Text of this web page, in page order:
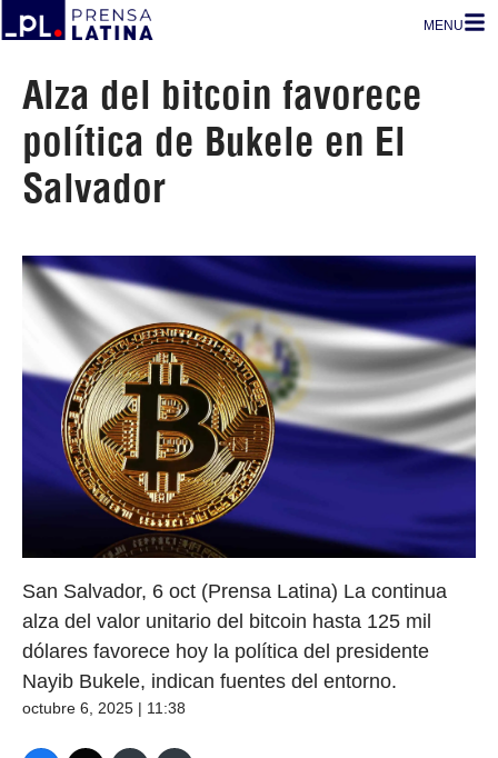
MENU
Alza del bitcoin favorece
política de Bukele en El
Salvador
San Salvador, 6 oct (Prensa Latina) La continua
alza del valor unitario del bitcoin hasta 125 mil
dólares favorece hoy la política del presidente
Nayib Bukele, indican fuentes del entorno.
octubre 6, 2025 | 11:38